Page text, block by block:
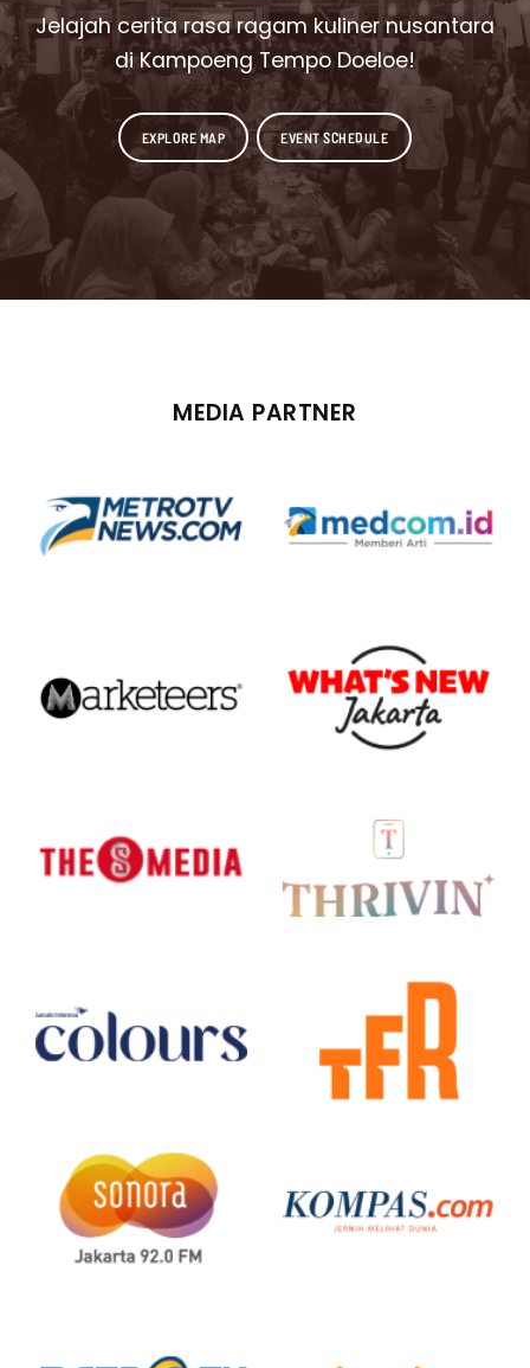
Jelajah cerita rasa ragam kuliner nusantara
di Kampoeng Tempo Doeloe!
EXPLORE MAP EVENT SCHEDULE
MEDIA PARTNER